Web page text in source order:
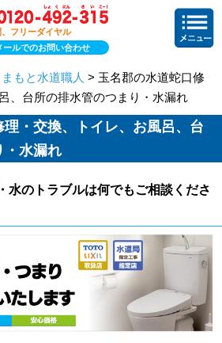
フリーダイヤル
ールでのお問い合わせ
もと水道職人 > 玉名郡の水道蛇口修
、台所の排水管のつまり・水漏れ
・交換、トイレ、お風呂、台
・水漏れ
水のトラブルは何でもご相談くださ